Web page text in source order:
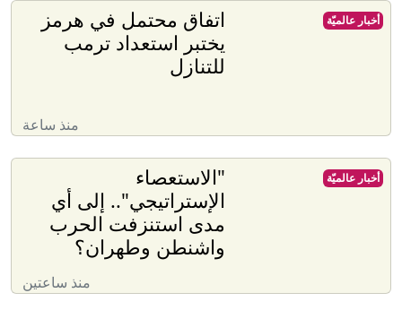
اتفاق محتمل في هرمز
يختبر استعداد ترمب
للتنازل
منذ ساعة
أخبار عالميّة
"الاستعصاء
الإستراتيجي".. إلى أي
مدى استنزفت الحرب
واشنطن وطهران؟
منذ ساعتين
أخبار عالميّة